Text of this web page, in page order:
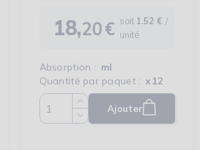
Prix
18,20€ soit 1.52 € /
unité
Absorption : ml
Quantité par paquet : x12
QuantitéAjouter